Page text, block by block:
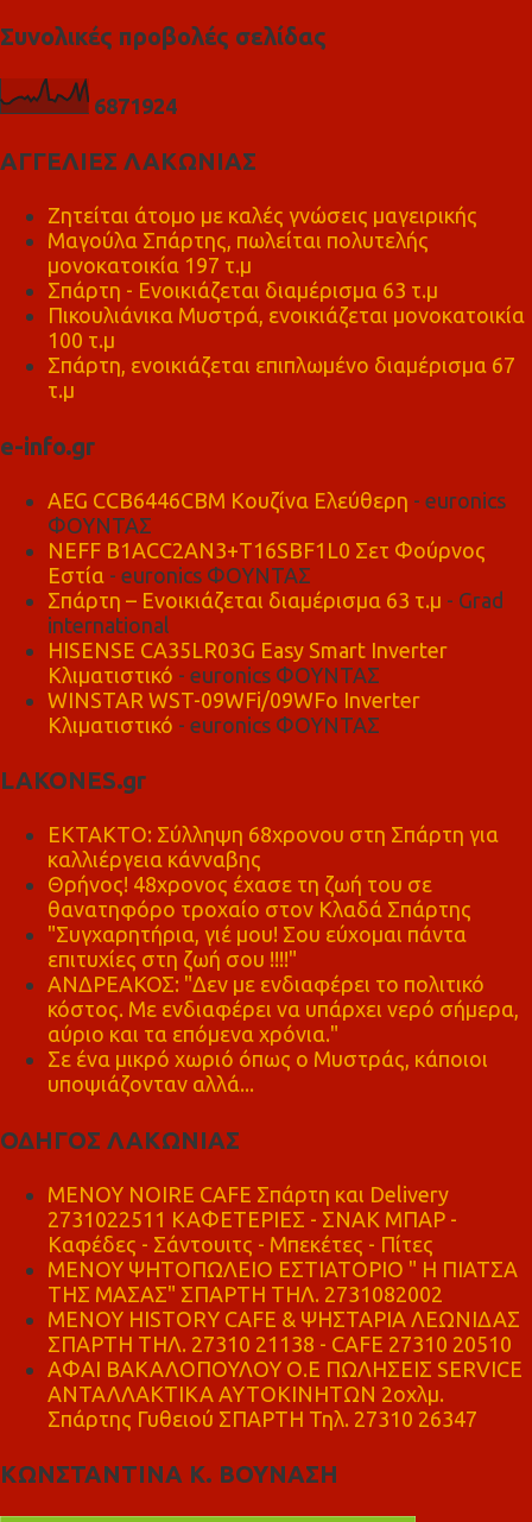
Συνολικές προβολές σελίδας
6871924
ΑΓΓΕΛΙΕΣ ΛΑΚΩΝΙΑΣ
Ζητείται άτομο με καλές γνώσεις μαγειρικής
Μαγούλα Σπάρτης, πωλείται πολυτελής
μονοκατοικία 197 τ.μ
Σπάρτη - Ενοικιάζεται διαμέρισμα 63 τ.μ
Πικουλιάνικα Μυστρά, ενοικιάζεται μονοκατοικία
100 τ.μ
Σπάρτη, ενοικιάζεται επιπλωμένο διαμέρισμα 67
τ.μ
e-info.gr
AEG CCB6446CBM Κουζίνα Ελεύθερη - euronics
ΦΟΥΝΤΑΣ
NEFF B1ACC2AN3+T16SBF1L0 Σετ Φούρνος
Εστία - euronics ΦΟΥΝΤΑΣ
Σπάρτη – Ενοικιάζεται διαμέρισμα 63 τ.μ - Grad
international
HISENSE CA35LR03G Easy Smart Inverter
Κλιματιστικό - euronics ΦΟΥΝΤΑΣ
WINSTAR WST-09WFi/09WFo Inverter
Κλιματιστικό - euronics ΦΟΥΝΤΑΣ
LAKONES.gr
ΕΚΤΑΚΤΟ: Σύλληψη 68χρονου στη Σπάρτη για
καλλιέργεια κάνναβης
Θρήνος! 48χρονος έχασε τη ζωή του σε
θανατηφόρο τροχαίο στον Κλαδά Σπάρτης
"Συγχαρητήρια, γιέ μου! Σου εύχομαι πάντα
επιτυχίες στη ζωή σου !!!!"
ΑΝΔΡΕΑΚΟΣ: "Δεν με ενδιαφέρει το πολιτικό
κόστος. Με ενδιαφέρει να υπάρχει νερό σήμερα,
αύριο και τα επόμενα χρόνια."
Σε ένα μικρό χωριό όπως ο Μυστράς, κάποιοι
υποψιάζονταν αλλά...
ΟΔΗΓΟΣ ΛΑΚΩΝΙΑΣ
MENOY NOIRE CAFE Σπάρτη και Delivery
2731022511 ΚΑΦΕΤΕΡΙΕΣ - ΣΝΑΚ ΜΠΑΡ -
Καφέδες - Σάντουιτς - Μπεκέτες - Πίτες
ΜΕΝΟΥ ΨΗΤΟΠΩΛΕΙΟ ΕΣΤΙΑΤΟΡΙΟ " Η ΠΙΑΤΣΑ
ΤΗΣ ΜΑΣΑΣ" ΣΠΑΡΤΗ ΤΗΛ. 2731082002
ΜΕΝΟΥ HISTORY CAFE & ΨΗΣΤΑΡΙΑ ΛΕΩΝΙΔΑΣ
ΣΠΑΡΤΗ ΤΗΛ. 27310 21138 - CAFE 27310 20510
ΑΦΑΙ ΒΑΚΑΛΟΠΟΥΛΟΥ Ο.Ε ΠΩΛΗΣΕΙΣ SERVICE
ΑΝΤΑΛΛΑΚΤΙΚΑ ΑΥΤΟΚΙΝΗΤΩΝ 2οχλμ.
Σπάρτης Γυθειού ΣΠΑΡΤΗ Τηλ. 27310 26347
ΚΩΝΣΤΑΝΤΙΝΑ Κ. ΒΟΥΝΑΣΗ